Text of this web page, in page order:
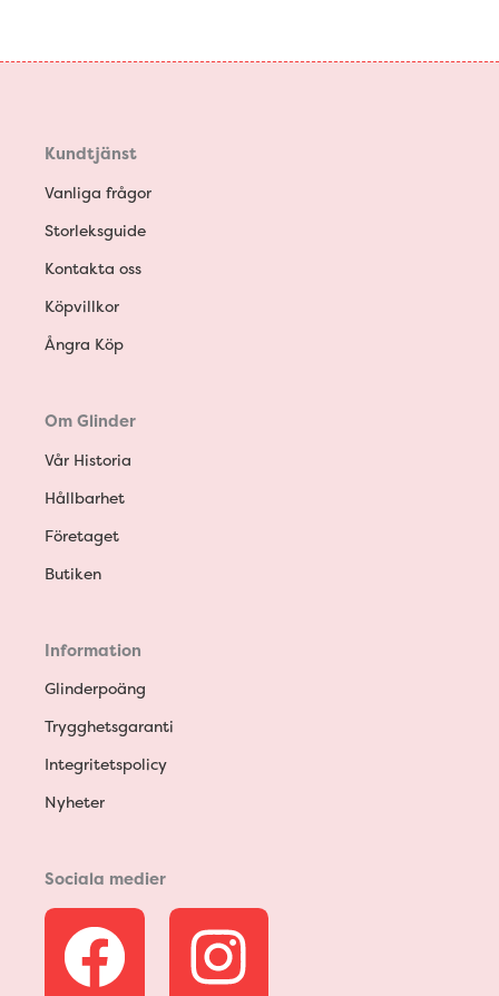
Kundtjänst
Vanliga frågor
Storleksguide
Kontakta oss
Köpvillkor
Ångra Köp
Om Glinder
Vår Historia
Hållbarhet
Företaget
Butiken
Information
Glinderpoäng
Trygghetsgaranti
Integritetspolicy
Nyheter
Sociala medier
F I